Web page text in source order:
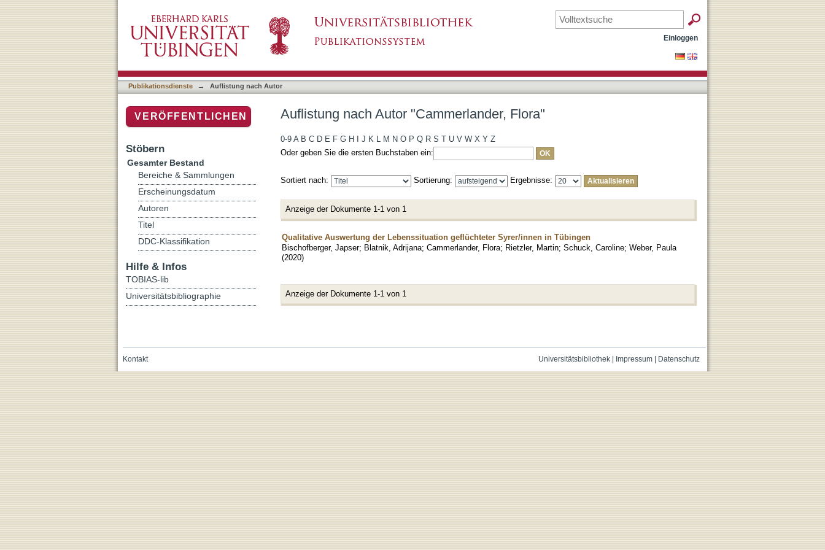
Einloggen
Publikationsdienste → Auflistung nach Autor
Auflistung nach Autor "Cammerlander, Flora"
0-9 A B C D E F G H J K L M N O P Q R S T U V W X Y Z
Oder geben Sie die ersten Buchstaben ein:
Sortiert nach: Sortierung: Ergebnisse:
Anzeige der Dokumente 1-1 von 1
Qualitative Auswertung der Lebenssituation geflüchteter Syrer/innen in Tübingen
Bischofberger, Japser; Blatnik, Adrijana; Cammerlander, Flora; Rietzler, Martin; Schuck, Caroline; Weber, Paula
(2020)
Anzeige der Dokumente 1-1 von 1
VERÖFFENTLICHEN
Stöbern
Gesamter Bestand
Bereiche & Sammlungen
Erscheinungsdatum
Autoren
Titel
DDC-Klassifikation
Hilfe & Infos
TOBIAS-lib
Universitätsbibliographie
Universitätsbibliothek| Impressum| Datenschutz
Kontakt